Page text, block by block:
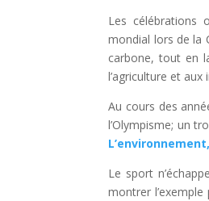
Les célébrations
mondial lors de la
carbone, tout en
l’agriculture et
Au cours des
l’Olympisme; un
Le sport
montrer